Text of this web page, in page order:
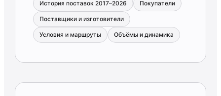
История поставок 2017–2026 Покупатели
Поставщики и изготовители
Условия и маршруты Объёмы и динамика